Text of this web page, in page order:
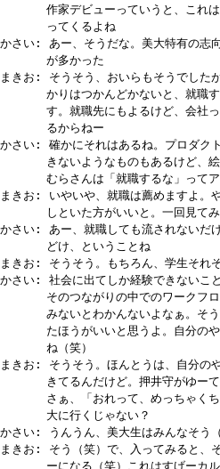
作家デビューっていうと、これはま
ってくるよね
かさい: あー、そうだな。美大特有の
が多かった
まきお: そうそう、おいらもそうでした
かりはつかんどかないと、就職する
す。就職先にもよるけど、会社って
るからねー
かさい: 確かにそれはあるね。プロダク
きないようなものもあるけど、絵は
むらさんは「就職するな」ってア
まきお: いやいや、就職は薦めますよ。
しといた方がいいと。一回見てみ
かさい: あー、就職しても流されないだ
どけ、ということね
まきお: そうそう。もちろん、学生それ
かさい: 社会に出てしか経験できないこ
そのつながりの中でのワークフロー
みないとわかんないよなぁ。そうい
たほうがいいと思うよ。自分のやり
ね（笑）
まきお: そうそう。ほんとうは、自分の
きてるんだけど。押井守がゆーてた
さぁ、「おれって、めっちゃくちゃ
大に行くじゃない？
かさい: うんうん、美大生はみんなそう（
まきお: そう（笑）で、入ってみると、
ーになる（笑）これはすげーカルチ